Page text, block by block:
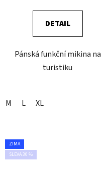
DETAIL
Pánská funkční mikina na
turistiku
M L XL
ZIMA
SLEVA 30 %